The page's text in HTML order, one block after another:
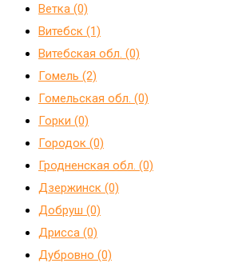
Ветка (0)
Витебск (1)
Витебская обл. (0)
Гомель (2)
Гомельская обл. (0)
Горки (0)
Городок (0)
Гродненская обл. (0)
Дзержинск (0)
Добруш (0)
Дрисса (0)
Дубровно (0)